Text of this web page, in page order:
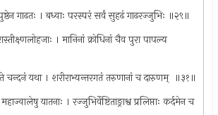
गाढतः । बध्वाः परस्परं सर्वं सुहढं गाढरज्जुभिः ॥२९॥
। मानिनां क्रोधिनां चैव पुरा पापल्य
चन्दनं यथा । शरीराभ्यन्तरगतं तरुणानां च दारुणम् ‍ ॥३१॥
यातनाः । रज्जुभिर्वेष्टिताङ्राश्व प्रलिप्ताः कर्दमेन च